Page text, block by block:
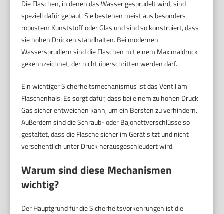
Die Flaschen, in denen das Wasser gesprudelt wird, sind
speziell dafür gebaut. Sie bestehen meist aus besonders
robustem Kunststoff oder Glas und sind so konstruiert, dass
sie hohen Drücken standhalten. Bei modernen
Wassersprudlern sind die Flaschen mit einem Maximaldruck
gekennzeichnet, der nicht überschritten werden darf.
Ein wichtiger Sicherheitsmechanismus ist das Ventil am
Flaschenhals. Es sorgt dafür, dass bei einem zu hohen Druck
Gas sicher entweichen kann, um ein Bersten zu verhindern.
Außerdem sind die Schraub- oder Bajonettverschlüsse so
gestaltet, dass die Flasche sicher im Gerät sitzt und nicht
versehentlich unter Druck herausgeschleudert wird.
Warum sind diese Mechanismen
wichtig?
Der Hauptgrund für die Sicherheitsvorkehrungen ist die